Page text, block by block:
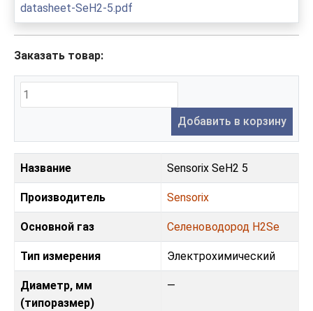
datasheet-SeH2-5.pdf
Заказать товар:
Добавить в корзину
Название Sensorix SeH2 5
Производитель Sensorix
Основной газ Селеноводород H2Se
Тип измерения Электрохимический
Диаметр, мм
(типоразмер)
—